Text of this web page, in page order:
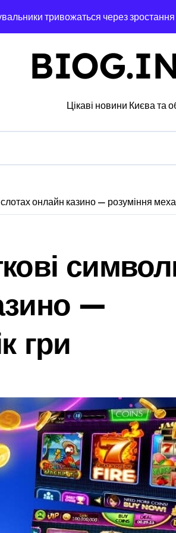
тривожаться через зростання
понад пів мільйона гривень
групу, що займалася
дівчину, яка не повернулася
исследования
результати декларування в Києві
в Днепре: диагностика,
мережі із 39 нелегальних казино
логістики
2 тисячі пожеж за рік у
що займаються незаконною
і не помилитися з вибором
транспортної пригоди в селі
у Києві оновили центр
стратегії»: критика політики
Цікаві новини Києва та
онлайн казино — розуміння
—
гри